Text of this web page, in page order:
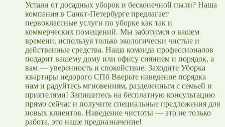
Устали от досадных уборок и бесконечной пыли? Наша
компания в Санкт-Петербурге предлагает
первоклассные услуги по уборке как так и
коммерческих помещений. Мы заботимся о вашем
времени, используя только экологически чистые и
действенные средства. Наша команда профессионалов
подарит вашему дому или офису сиянием и порядок, а
вам — уверенность и спокойствие. Заходите Уборка
квартиры недорого СПб Вверьте наведение порядка
нам и радуйтесь мгновениям, разделенным с семьей и
приятелями! Запишитесь на бесплатную консультацию
прямо сейчас и получите специальные предложения для
новых клиентов. Наведение чистоты — это не только
работа, это наше предназначение!